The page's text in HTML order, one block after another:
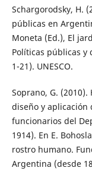
Schargorodsky, H.
públicas en
Moneta (Ed.), El
Políticas públicas y
1-21). UNESCO.
Soprano, G.
diseño y aplicación
funcionarios del
1914). En E.
rostro humano.
Argentina (desde